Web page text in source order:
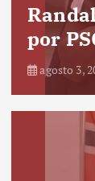
por
agosto 3,